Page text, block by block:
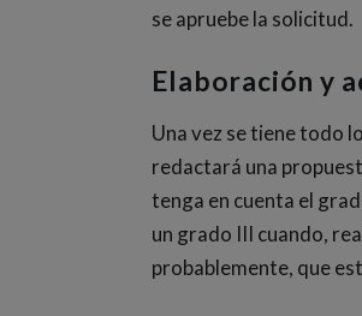
se apruebe la solicitud.
Elaboración y
Una vez se tiene todo
redactará una
tenga en cuenta el
un grado III cuando,
probablemente, que